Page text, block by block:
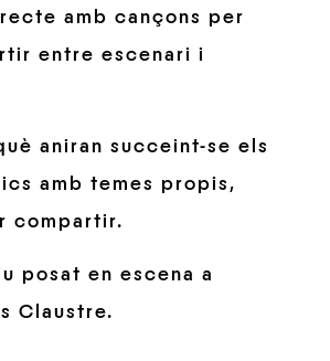
amb cançons per
entre escenari i
aniran succeint-se els
amb temes propis,
compartir.
posat en escena a
Claustre.